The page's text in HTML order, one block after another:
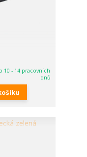
10 - 14 pracovních
dnů